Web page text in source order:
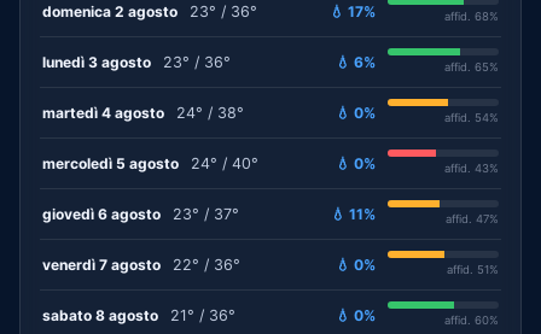
domenica 2 agosto 23° / 36° 💧 17% affid. 68%
lunedì 3 agosto 23° / 36° 💧 6% affid. 65%
martedì 4 agosto 24° / 38° 💧 0% affid. 54%
mercoledì 5 agosto 24° / 40° 💧 0% affid. 43%
giovedì 6 agosto 23° / 37° 💧 11% affid. 47%
venerdì 7 agosto 22° / 36° 💧 0% affid. 51%
sabato 8 agosto 21° / 36° 💧 0% affid. 60%